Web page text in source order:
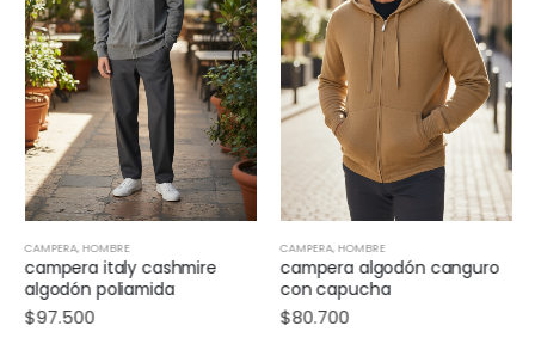
CAMPERA, HOMBRE
campera italy cashmire
algodón poliamida
$97.500
CAMPERA, HOMBRE
campera algodón canguro
con capucha
$80.700